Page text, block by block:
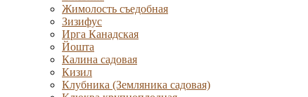
Жимолость съедобная
Зизифус
Ирга Канадская
Йошта
Калина садовая
Кизил
Клубника (Земляника садовая)